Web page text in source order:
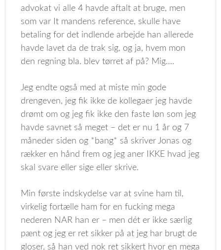
advokat vi alle 4 havde aftalt at bruge, men
som var It mandens reference, skulle have
betaling for det indlende arbejde han allerede
havde lavet da de trak sig, og ja, hvem mon
den regning bla. blev tørret af på? Mig….
Jeg endte også med at miste min gode
drengeven, jeg fik ikke de kollegaer jeg havde
drømt om og jeg fik ikke den faste løn som jeg
havde savnet så meget – det er nu 1 år og 7
måneder siden og *bang* så skriver Jonas og
rækker en hånd frem og jeg aner IKKE hvad jeg
skal svare eller sige eller skrive.
Min første indskydelse var at svine ham til,
virkelig fortælle ham for en fucking mega
nederen NAR han er – men dét er ikke særlig
pænt og jeg er ret sikker på at jeg har brugt de
gloser, så han ved nok ret sikkert hvor en mega